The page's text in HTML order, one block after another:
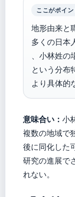
ここがポイン
地形由来と
多くの日本
、小林姓の
という分布
より具体的
意味合い： 小
複数の地域で
後に同化した
研究の進展で
れない。